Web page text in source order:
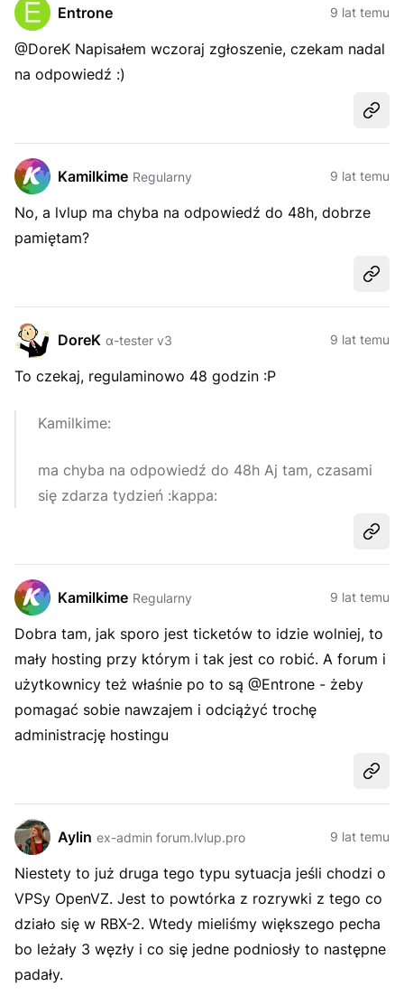
Entrone 9 lat temu
@DoreK Napisałem wczoraj zgłoszenie, czekam nadal
na odpowiedź :)
Kamilkime Regularny 9 lat temu
No, a lvlup ma chyba na odpowiedź do 48h, dobrze
pamiętam?
DoreK α-tester v3 9 lat temu
To czekaj, regulaminowo 48 godzin :P
Kamilkime:
ma chyba na odpowiedź do 48h Aj tam, czasami
się zdarza tydzień :kappa:
Kamilkime Regularny 9 lat temu
Dobra tam, jak sporo jest ticketów to idzie wolniej, to
mały hosting przy którym i tak jest co robić. A forum i
użytkownicy też właśnie po to są @Entrone - żeby
pomagać sobie nawzajem i odciążyć trochę
administrację hostingu
Aylin ex-admin forum.lvlup.pro 9 lat temu
Niestety to już druga tego typu sytuacja jeśli chodzi o
VPSy OpenVZ. Jest to powtórka z rozrywki z tego co
działo się w RBX-2. Wtedy mieliśmy większego pecha
bo leżały 3 węzły i co się jedne podniosły to następne
padały.